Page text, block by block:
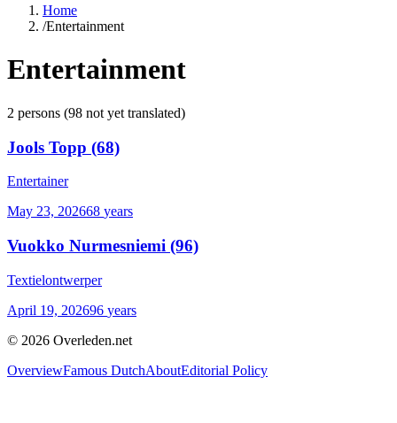
Home
/Entertainment
Entertainment
2 persons (98 not yet translated)
Jools Topp (68)
Entertainer
May 23, 202668 years
Vuokko Nurmesniemi (96)
Textielontwerper
April 19, 202696 years
© 2026 Overleden.net
OverviewFamous DutchAboutEditorial Policy